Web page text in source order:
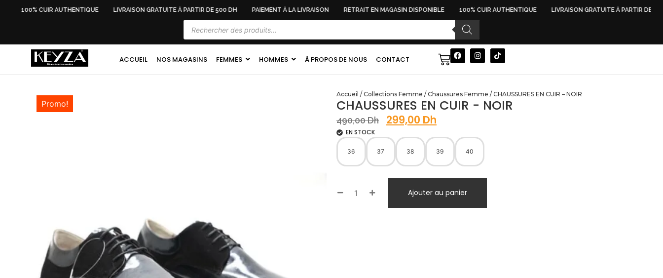
100% CUIR AUTHENTIQUE LIVRAISON GRATUITE À PARTIR DE 500 DH PAIEMENT À LA LIVRAISON RETRAIT EN MAGASIN DISPONIBLE 100% CUIR AUTHENTIQUE LIVRAISON GRATUITE À PARTIR DE 500
ACCUEIL NOS MAGASINS FEMMES HOMMES À PROPOS DE NOUS CONTACT
Promo!
Accueil / Collections Femme / Chaussures Femme / CHAUSSURES EN CUIR – NOIR
CHAUSSURES EN CUIR - NOIR
490,00Dh 299,00 Dh
EN STOCK
36 37 38 39 40
Ajouter au panier